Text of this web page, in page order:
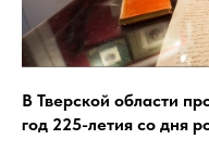
В Тверской области
год 225-летия со дня